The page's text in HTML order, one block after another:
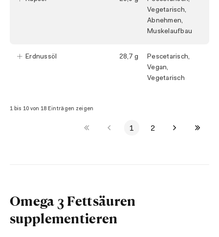
Vegetarisch,
Abnehmen,
Muskelaufbau
Erdnussöl 28,7
Pescetarisch,
Vegan,
Vegetarisch
1 bis 10 von 18 Einträgen zeigen
1 2
Omega 3 Fettsäuren
supplementieren